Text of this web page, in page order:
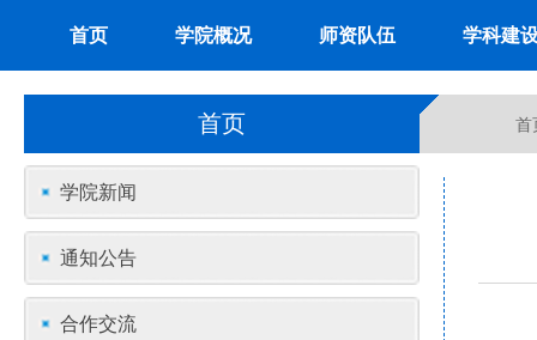
首页 学院概况 师资队伍 学科建
首页 首
学院新闻
通知公告
合作交流